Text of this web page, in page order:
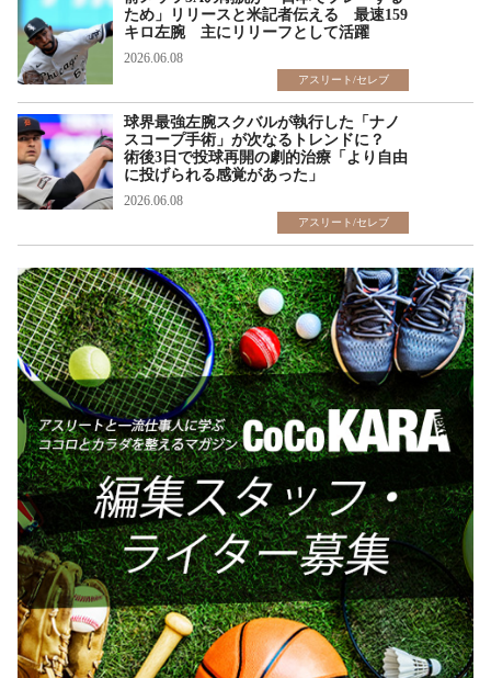
ため」リリースと米記者伝える 最速159
キロ左腕 主にリリーフとして活躍
2026.06.08
アスリート/セレブ
球界最強左腕スクバルが執行した「ナノ
スコープ手術」が次なるトレンドに？
術後3日で投球再開の劇的治療「より自由
に投げられる感覚があった」
2026.06.08
アスリート/セレブ